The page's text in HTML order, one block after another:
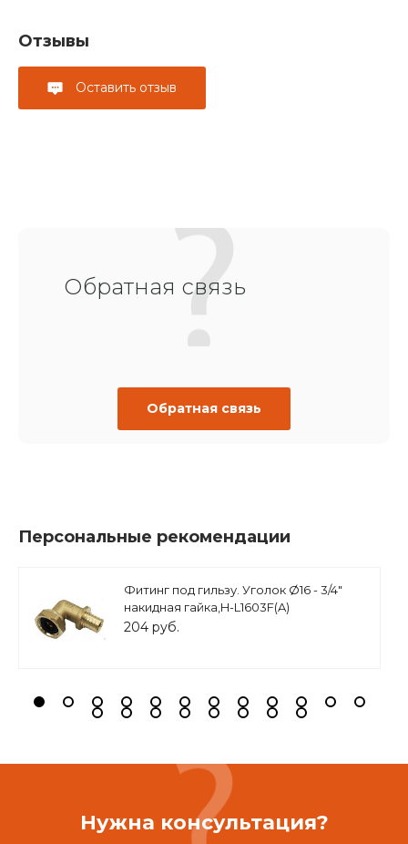
Отзывы
Оставить отзыв
Обратная связь
Обратная связь
Персональные рекомендации
Фитинг под гильзу. Уголок Ø16 - 3/4"
накидная гайка,H-L1603F(A)
204 руб.
Нужна консультация?